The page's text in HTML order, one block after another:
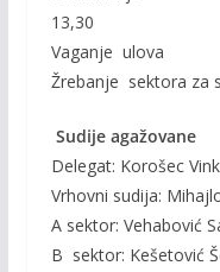
13,30
Vaganje
Žrebanje sektora
Sudije agažovane
Delegat: Korošec
Vrhovni sudija:
A sektor: Vehabović
B sektor: Kešetović